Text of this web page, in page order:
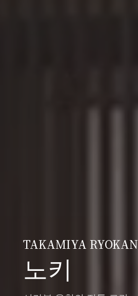
TAKAMIYA RYOKAN
노키